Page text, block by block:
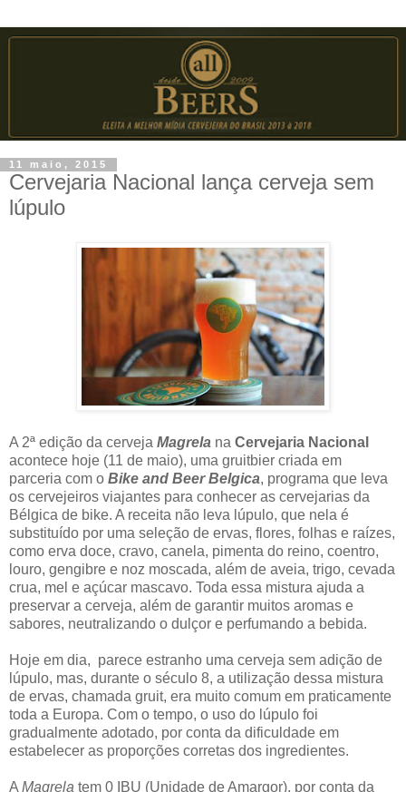
11 maio, 2015
Cervejaria Nacional lança cerveja sem
lúpulo
A 2ª edição da cerveja Magrela na Cervejaria Nacional
acontece hoje (11 de maio), uma gruitbier criada em
parceria com o Bike and Beer Belgica, programa que leva
os cervejeiros viajantes para conhecer as cervejarias da
Bélgica de bike. A receita não leva lúpulo, que nela é
substituído por uma seleção de ervas, flores, folhas e raízes,
como erva doce, cravo, canela, pimenta do reino, coentro,
louro, gengibre e noz moscada, além de aveia, trigo, cevada
crua, mel e açúcar mascavo. Toda essa mistura ajuda a
preservar a cerveja, além de garantir muitos aromas e
sabores, neutralizando o dulçor e perfumando a bebida.
Hoje em dia, parece estranho uma cerveja sem adição de
lúpulo, mas, durante o século 8, a utilização dessa mistura
de ervas, chamada gruit, era muito comum em praticamente
toda a Europa. Com o tempo, o uso do lúpulo foi
gradualmente adotado, por conta da dificuldade em
estabelecer as proporções corretas dos ingredientes.
A Magrela tem 0 IBU (Unidade de Amargor), por conta da